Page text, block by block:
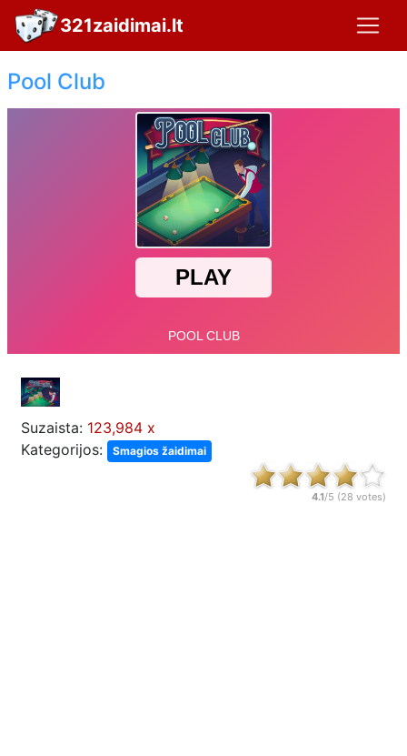
321zaidimai.lt
Pool Club
Suzaista: 123,984 x
Kategorijos:
Smagios žaidimai
4.1/5 (28 votes)